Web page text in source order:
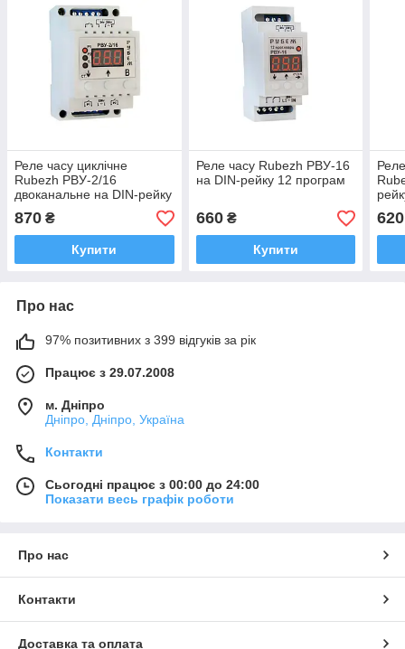
Реле часу циклічне
Rubezh РВУ-2/16
двоканальне на DIN-рейку
(2х16А, 220В)
870 ₴
Купити
Реле часу Rubezh РВУ-16
на DIN-рейку 12 програм
660₴
Купити
620
Про нас
97% позитивних з 399 відгуків за рік
Працює з 29.07.2008
м. Дніпро
Дніпро, Дніпро, Україна
Контакти
Сьогодні працює з 00:00 до 24:00
Показати весь графік роботи
Про нас
Контакти
Доставка та оплата